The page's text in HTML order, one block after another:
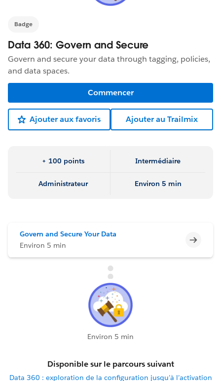
Badge
Data 360: Govern and Secure
Govern and secure your data through tagging, policies,
and data spaces.
Commencer
Ajouter aux favoris Ajouter au Trailmix
+ 100 points Intermédiaire
Administrateur Environ 5 min
Govern and Secure Your Data
Environ 5 min
Environ 5 min
Disponible sur le parcours suivant
Data 360 : exploration de la configuration jusqu’à l’activation